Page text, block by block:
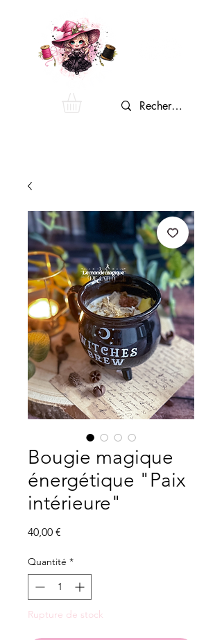
Bougie magique
énergétique "Paix
intérieure"
40,00 €
Quantité *
Rupture de stock